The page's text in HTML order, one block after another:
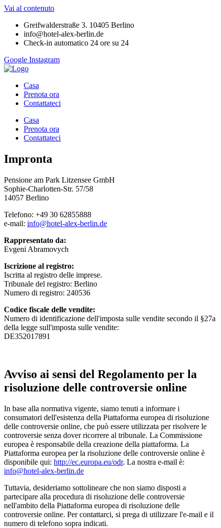
Vai al contenuto
Greifwalderstraße 3. 10405 Berlino
info@hotel-alex-berlin.de
Check-in automatico 24 ore su 24
Google Instagram
Casa
Prenota ora
Contattateci
Casa
Prenota ora
Contattateci
Impronta
Pensione am Park Litzensee GmbH
Sophie-Charlotten-Str. 57/58
14057 Berlino
Telefono: +49 30 62855888
e-mail: info@hotel-alex-berlin.de
Rappresentato da:
Evgeni Abramovych
Iscrizione al registro:
Iscritta al registro delle imprese.
Tribunale del registro: Berlino
Numero di registro: 240536
Codice fiscale delle vendite:
Numero di identificazione dell'imposta sulle vendite secondo il §27a
della legge sull'imposta sulle vendite:
DE352017891
Avviso ai sensi del Regolamento per la
risoluzione delle controversie online
In base alla normativa vigente, siamo tenuti a informare i
consumatori dell'esistenza della Piattaforma europea di risoluzione
delle controversie online, che può essere utilizzata per risolvere le
controversie senza dover ricorrere al tribunale. La Commissione
europea è responsabile della creazione della piattaforma. La
Piattaforma europea per la risoluzione delle controversie online è
disponibile qui: http://ec.europa.eu/odr. La nostra e-mail è:
info@hotel-alex-berlin.de
Tuttavia, desideriamo sottolineare che non siamo disposti a
partecipare alla procedura di risoluzione delle controversie
nell'ambito della Piattaforma europea di risoluzione delle
controversie online. Per contattarci, si prega di utilizzare l'e-mail e il
numero di telefono sopra indicati.